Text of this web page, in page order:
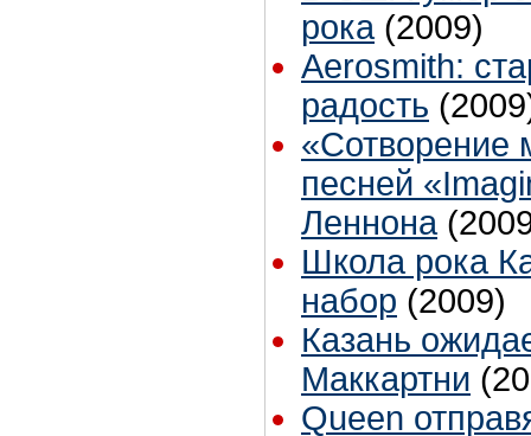
рока (2009)
Aerosmith:
радость
«Сотворение
песней
Леннона
Школа рока
набор (2009)
Казань
Маккартни
Queen